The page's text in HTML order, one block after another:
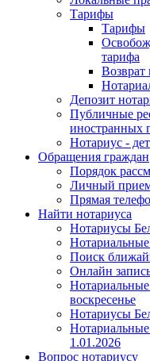
Тарифы
Тарифы
тарифа
Возврат
Депозит
Публичные
иностранных
Нотариус -
Обращения граждан
Порядок
Личный
Прямая
Найти нотариуса
Нотариусы
Поиск
Онлайн
воскресенье
Нотариусы
1.01.2026
Вопрос нотариусу